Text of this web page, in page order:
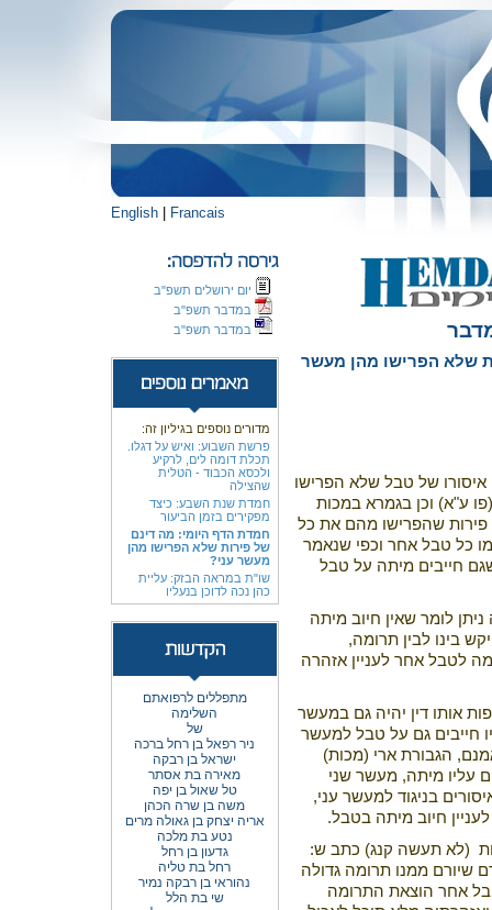
English Francais
שלא הפרישו מהן מעשר
של טבל שלא הפרישו
ע"א) וכן בגמרא במכות
שהפרישו מהם את כל
כל טבל אחר וכפי שנאמר
חייבים מיתה על טבל
לומר שאין חיוב מיתה
בינו לבין תרומה,
לטבל אחר לעניין אזהרה
אותו דין יהיה גם במעשר
חייבים גם על טבל למעשר
הגבורת ארי (מכות)
עליו מיתה, מעשר שני
בניגוד למעשר עני,
חיוב מיתה בטבל.
(לא תעשה קנג) כתב ש:
שיורם ממנו תרומה גדולה
אחר הוצאת התרומה
יום ירושלים תשפ"ב
במדבר תשפ"ב
במדבר תשפ"ב
מדורים נוספים בגיליון זה:
פרשת השבוע: ואיש על דגלו.
תכלת דומה לים, לרקיע
ולכסא הכבוד - הטלית
שהצילה
חמדת שנת השבע: כיצד
מפקירים בזמן הביעור
חמדת הדף היומי: מה דינם
של פירות שלא הפרישו מהן
מעשר עני?
שו"ת במראה הבזק: עליית
כהן נכה לדוכן בנעליו
מתפללים לרפואתם
השלימה
של
ניר רפאל בן רחל ברכה
ישראל בן רבקה
מאירה בת אסתר
טל שאול בן יפה
משה בן שרה הכהן
אריה יצחק בן גאולה מרים
נטע בת מלכה
גדעון בן רחל
רחל בת טליה
נהוראי בן רבקה נמיר
שי בת הלל